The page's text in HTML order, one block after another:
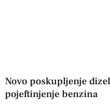
Novo poskupljenje
pojeftinjenje benzina